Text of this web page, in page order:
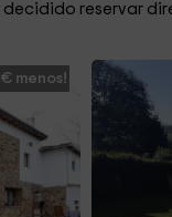
decidido reservar
menos!